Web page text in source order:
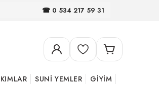
☎ 0 534 217 59 31
SUNİ YEMLER GİYİM